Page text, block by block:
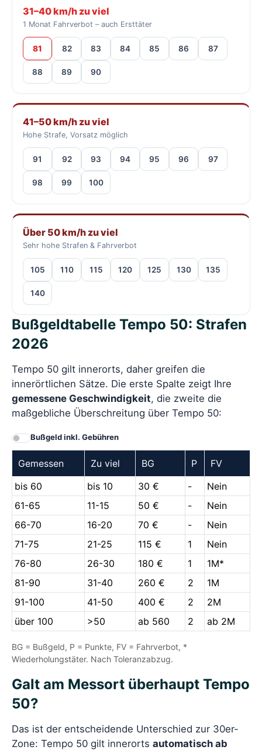
31–40 km/h zu viel
1 Monat Fahrverbot – auch Ersttäter
81 82 83 84 85 86 87
88 89 90
41–50 km/h zu viel
Hohe Strafe, Vorsatz möglich
91 92 93 94 95 96 97
98 99 100
Über 50 km/h zu viel
Sehr hohe Strafen & Fahrverbot
105 110 115 120 125 130 135
140
Bußgeldtabelle Tempo 50: Strafen
2026
Tempo 50 gilt innerorts, daher greifen die
innerörtlichen Sätze. Die erste Spalte zeigt Ihre
gemessene Geschwindigkeit, die zweite die
maßgebliche Überschreitung über Tempo 50:
Bußgeld inkl. Gebühren
Gemessen Zu viel BG P
FV
bis 60
bis 10 30 € -
Nein
61-65
11-15 50 € -
Nein
66-70
16-20 70 € -
Nein
71-75
21-25 115 € 1
Nein
76-80
26-30 180 € 1
1M*
81-90
31-40 260 € 2
1M
91-100
41-50 400 € 2
2M
über 100
>50 ab 560 2 ab 2M
BG = Bußgeld, P = Punkte, FV = Fahrverbot, *
Wiederholungstäter. Nach Toleranzabzug.
Galt am Messort überhaupt Tempo
50?
Das ist der entscheidende Unterschied zur 30er-
Zone: Tempo 50 gilt innerorts automatisch ab